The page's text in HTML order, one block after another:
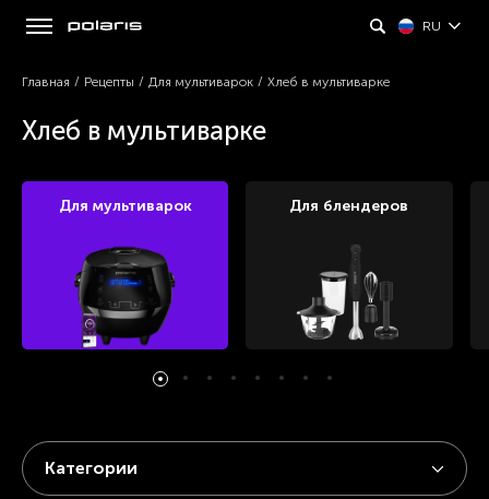
RU
Главная / Рецепты / Для мультиварок / Хлеб в мультиварке
Хлеб в мультиварке
Для мультиварок Для блендеров
Категории